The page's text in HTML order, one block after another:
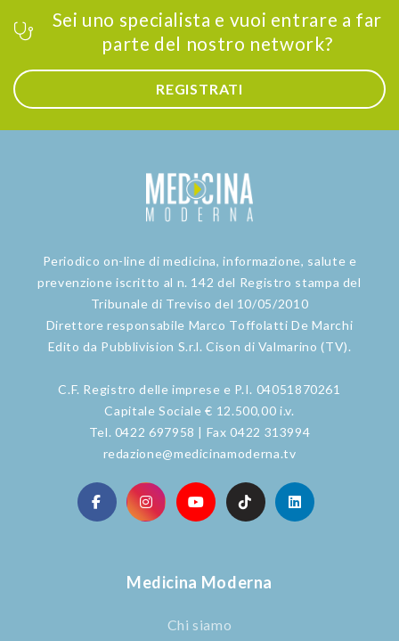
Sei uno specialista e vuoi entrare a far
parte del nostro network?
REGISTRATI
Periodico on-line di medicina, informazione, salute e
prevenzione iscritto al n. 142 del Registro stampa del
Tribunale di Treviso del 10/05/2010
Direttore responsabile Marco Toffolatti De Marchi
Edito da Pubblivision S.r.l. Cison di Valmarino (TV).
C.F. Registro delle imprese e P.I. 04051870261
Capitale Sociale € 12.500,00 i.v.
Tel. 0422 697958 | Fax 0422 313994
redazione@medicinamoderna.tv
Medicina Moderna
Chi siamo